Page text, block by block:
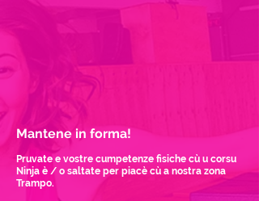
Mantene in forma!
Pruvate e vostre cumpetenze fisiche cù u corsu
Ninja è / o saltate per piacè cù a nostra zona
Trampo.